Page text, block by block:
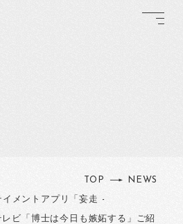
TOP NEWS
メントアプリ「妄走 -
ビ「博士は今日も嫉妬する」ご紹